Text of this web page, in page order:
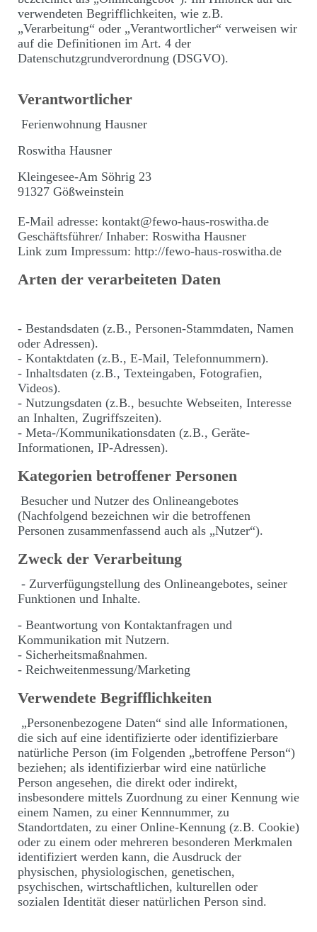
verwendeten Begrifflichkeiten, wie z.B.
„Verarbeitung“ oder „Verantwortlicher“ verweisen wir
auf die Definitionen im Art. 4 der
Datenschutzgrundverordnung (DSGVO).
Verantwortlicher
Ferienwohnung Hausner
Roswitha Hausner
Kleingesee-Am Söhrig 23
91327 Gößweinstein
E-Mail adresse: kontakt@fewo-haus-roswitha.de
Geschäftsführer/ Inhaber: Roswitha Hausner
Link zum Impressum: http://fewo-haus-roswitha.de
Arten der verarbeiteten Daten
- Bestandsdaten (z.B., Personen-Stammdaten, Namen
oder Adressen).
- Kontaktdaten (z.B., E-Mail, Telefonnummern).
- Inhaltsdaten (z.B., Texteingaben, Fotografien,
Videos).
- Nutzungsdaten (z.B., besuchte Webseiten, Interesse
an Inhalten, Zugriffszeiten).
- Meta-/Kommunikationsdaten (z.B., Geräte-
Informationen, IP-Adressen).
Kategorien betroffener Personen
Besucher und Nutzer des Onlineangebotes
(Nachfolgend bezeichnen wir die betroffenen
Personen zusammenfassend auch als „Nutzer“).
Zweck der Verarbeitung
- Zurverfügungstellung des Onlineangebotes, seiner
Funktionen und Inhalte.
- Beantwortung von Kontaktanfragen und
Kommunikation mit Nutzern.
- Sicherheitsmaßnahmen.
- Reichweitenmessung/Marketing
Verwendete Begrifflichkeiten
„Personenbezogene Daten“ sind alle Informationen,
die sich auf eine identifizierte oder identifizierbare
natürliche Person (im Folgenden „betroffene Person“)
beziehen; als identifizierbar wird eine natürliche
Person angesehen, die direkt oder indirekt,
insbesondere mittels Zuordnung zu einer Kennung wie
einem Namen, zu einer Kennnummer, zu
Standortdaten, zu einer Online-Kennung (z.B. Cookie)
oder zu einem oder mehreren besonderen Merkmalen
identifiziert werden kann, die Ausdruck der
physischen, physiologischen, genetischen,
psychischen, wirtschaftlichen, kulturellen oder
sozialen Identität dieser natürlichen Person sind.